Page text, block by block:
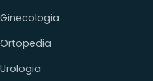
Ginecologia
Ortopedia
Urologia